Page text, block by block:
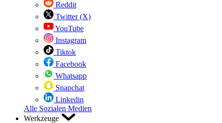
Reddit
Twitter (X)
YouTube
Instagram
Tiktok
Facebook
Whatsapp
Snapchat
Linkedin
Alle Sozialen Medien
Werkzeuge